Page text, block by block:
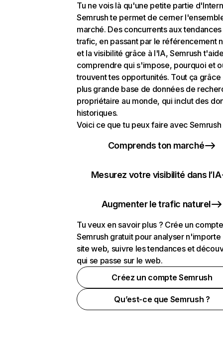
Tu ne vois là qu'une petite partie
Semrush te permet de cerner
marché. Des concurrents aux
trafic, en passant par le référencement
et la visibilité grâce à l'IA, Semrush
comprendre qui s'impose, pourquoi et
trouvent tes opportunités. Tout ça grâce
plus grande base de données de
propriétaire au monde, qui inclut des
historiques.
Voici ce que tu peux faire avec Semrush
Comprends ton marché
Mesurez votre visibilité dans l’IA
Augmenter le trafic naturel
Tu veux en savoir plus ? Crée un compte
Semrush gratuit pour analyser n'importe
site web, suivre les tendances et
qui se passe sur le web.
Créez un compte Semrush
Qu’est-ce que Semrush ?